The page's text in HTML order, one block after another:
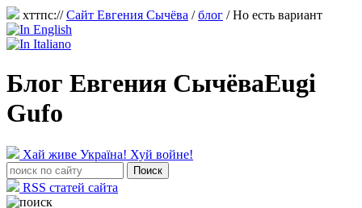
хттпс://Сайт Евгения Сычёва /блог /Но есть вариант
Блог Евгения СычёваEugi
Gufo
Хай живе Україна! Хуй войне!
RSS статей сайта